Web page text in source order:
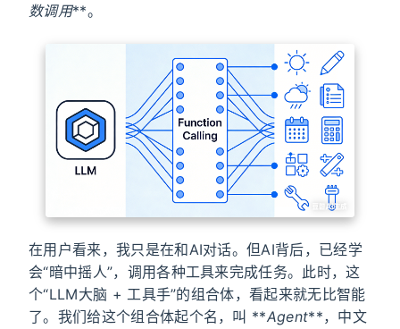
数调用**。
在用户看来，我只是在和AI对话。但AI背后，已经学
会“暗中摇人”，调用各种工具来完成任务。此时，这
个“LLM大脑 + 工具手”的组合体，看起来就无比智能
了。我们给这个组合体起个名，叫 **Agent**，中文